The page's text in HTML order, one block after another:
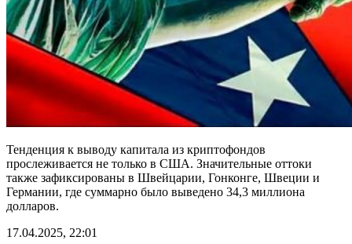
Тенденция к выводу капитала из криптофондов
прослеживается не только в США. Значительные оттоки
также зафиксированы в Швейцарии, Гонконге, Швеции и
Германии, где суммарно было выведено 34,3 миллиона
долларов.
17.04.2025, 22:01